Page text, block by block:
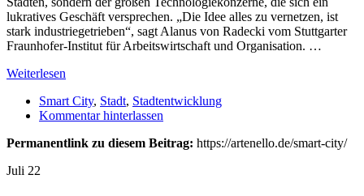
lukratives Geschäft versprechen. „Die Idee alles zu vernetzen, ist
stark industriegetrieben“, sagt Alanus von Radecki vom Stuttgarter
Fraunhofer-Institut für Arbeitswirtschaft und Organisation. …
Weiterlesen
Smart City, Stadt, Stadtentwicklung
Kommentar hinterlassen
Permanentlink zu diesem Beitrag: https://artenello.de/smart-city/
Juli 22